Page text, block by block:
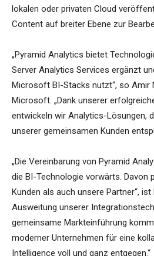
lokalen oder privaten Cloud
Content auf breiter Ebene zur
„Pyramid Analytics bietet
Server Analytics Services ergänzt
Microsoft BI-Stacks nutzt“, so Amir
Microsoft. „Dank unserer
entwickeln wir Analytics-Lösungen,
unserer gemeinsamen Kunden
„Die Vereinbarung von Pyramid
die BI-Technologie vorwärts. Davon
Kunden als auch unsere Partner“, ist
Ausweitung unserer
gemeinsame Markteinführung
moderner Unternehmen für eine
Intelligence voll und ganz entgegen.“